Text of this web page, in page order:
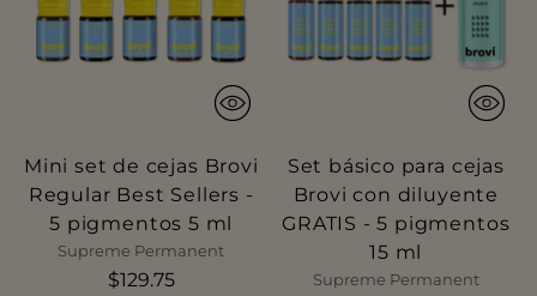
Mini set de cejas Brovi
Regular Best Sellers -
5 pigmentos 5 ml
Supreme Permanent
$129.75
Set básico para cejas
Brovi con diluyente
GRATIS - 5 pigmentos
15 ml
Supreme Permanent